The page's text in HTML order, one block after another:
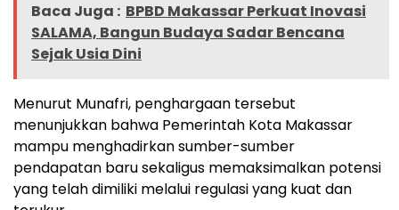
Baca Juga : BPBD Makassar Perkuat Inovasi
SALAMA, Bangun Budaya Sadar Bencana
Sejak Usia Dini
Menurut Munafri, penghargaan tersebut
menunjukkan bahwa Pemerintah Kota Makassar
mampu menghadirkan sumber-sumber
pendapatan baru sekaligus memaksimalkan potensi
yang telah dimiliki melalui regulasi yang kuat dan